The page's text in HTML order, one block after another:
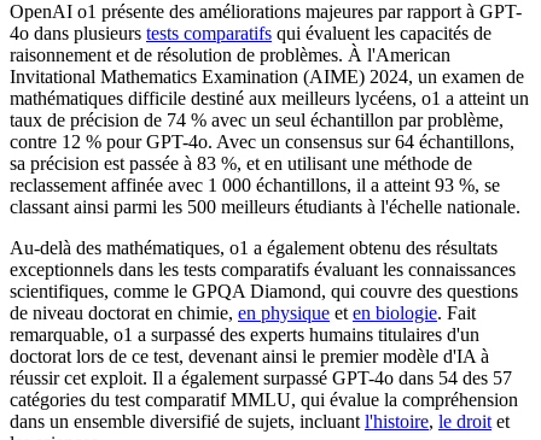
OpenAI o1 présente des améliorations majeures par rapport à GPT-
4o dans plusieurs tests comparatifs qui évaluent les capacités de
raisonnement et de résolution de problèmes. À l'American
Invitational Mathematics Examination (AIME) 2024, un examen de
mathématiques difficile destiné aux meilleurs lycéens, o1 a atteint un
taux de précision de 74 % avec un seul échantillon par problème,
contre 12 % pour GPT-4o. Avec un consensus sur 64 échantillons,
sa précision est passée à 83 %, et en utilisant une méthode de
reclassement affinée avec 1 000 échantillons, il a atteint 93 %, se
classant ainsi parmi les 500 meilleurs étudiants à l'échelle nationale.
Au-delà des mathématiques, o1 a également obtenu des résultats
exceptionnels dans les tests comparatifs évaluant les connaissances
scientifiques, comme le GPQA Diamond, qui couvre des questions
de niveau doctorat en chimie, en physique et en biologie. Fait
remarquable, o1 a surpassé des experts humains titulaires d'un
doctorat lors de ce test, devenant ainsi le premier modèle d'IA à
réussir cet exploit. Il a également surpassé GPT-4o dans 54 des 57
catégories du test comparatif MMLU, qui évalue la compréhension
dans un ensemble diversifié de sujets, incluant l'histoire, le droit et